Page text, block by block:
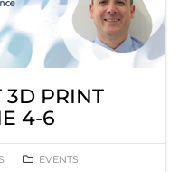
3D PRINT
4-6
EVENTS